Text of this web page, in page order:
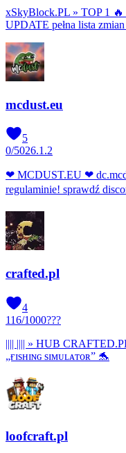
xSkyBlock.PL » TOP 1
UPDATE pełna lista
mcdust.eu
5
0/5026.1.2
❤ MCDUST.EU ❤
regulaminie! sprawdź
crafted.pl
4
116/1000???
|||| |||| » HUB
„ғɪsʜɪɴɢ sɪᴍᴜʟᴀᴛᴏʀ” 🐬
loofcraft.pl